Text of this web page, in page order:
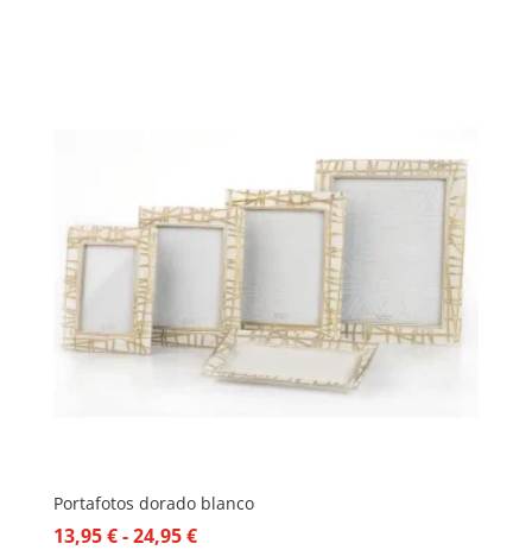
Portafotos dorado blanco
13,95€-24,95€Rango